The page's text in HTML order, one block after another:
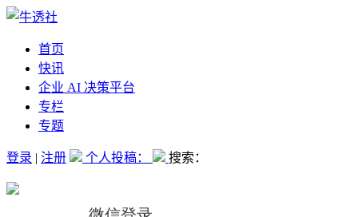
首页
快讯
企业 AI 决策平台
专栏
专题
登录 | 注册 个人投稿： 搜索：